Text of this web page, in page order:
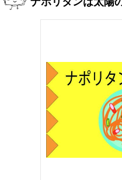
ナポリタンは太陽